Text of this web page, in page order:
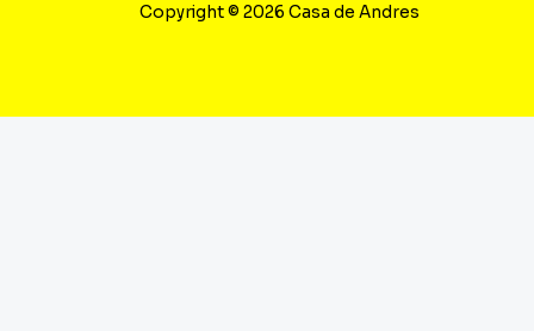
Copyright © 2026 Casa de Andres